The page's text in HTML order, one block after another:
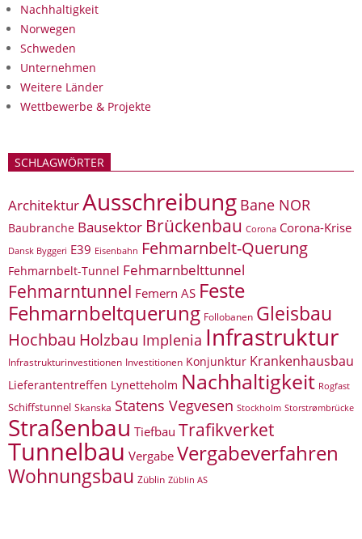
Nachhaltigkeit
Norwegen
Schweden
Unternehmen
Weitere Länder
Wettbewerbe & Projekte
SCHLAGWÖRTER
ArchitekturAusschreibung Bane NOR
Baubranche Bausektor Brückenbau Corona Corona-Krise
Dansk Byggeri E39 Eisenbahn Fehmarnbelt-Querung
Fehmarnbelt-Tunnel Fehmarnbelttunnel
Fehmarntunnel Femern AS Feste
Fehmarnbeltquerung Follobanen Gleisbau
Hochbau Holzbau Implenia Infrastruktur
Infrastrukturinvestitionen Investitionen Konjunktur Krankenhausbau
Lieferantentreffen Lynetteholm Nachhaltigkeit Rogfast
Schiffstunnel Skanska Statens Vegvesen Stockholm Storstrømbrücke
Straßenbau Tiefbau Trafikverket
Tunnelbau Vergabe Vergabeverfahren
Wohnungsbau Züblin Züblin AS